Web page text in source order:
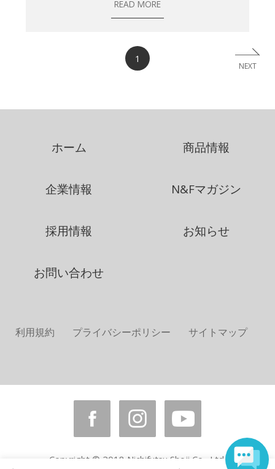
READ MORE
1
NEXT
ホーム 商品情報
企業情報 N&Fマガジン
採用情報 お知らせ
お問い合わせ
利用規約 プライバシーポリシー サイトマップ
Copyright © 2018 Nichifutsu Shoji Co., Ltd.